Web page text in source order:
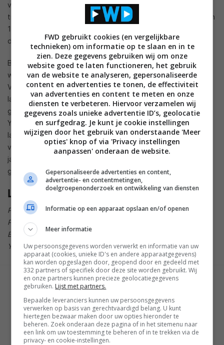
vanaf nu te koop via de website van het bedrijf. Early Bird-
tickets worden tot 25 april tegen een gereduceerde prijs van
18 euro verkocht. Standaard tickets en Plus One-tickets zijn
daarna beschikbaar en zullen een hogere prijs gaan krijgen.
Bezoekers van het lanceringsevent zullen de eersten ter
wereld zijn die de nieuwste OnePlus-toestellen uitproberen.
Voor diegene die er niet persoonlijk bij kunnen zijn is het
lanceringsevenement live te bekijken via een livestream
gehost op de website en via de OnePlus-kanalen op
YouTube, Twitter en Facebook. Eerdere
lanceringsevenementen waren snel uitverkocht, de tickets
voor het OnePlus 6-lanceringsevent in Londen waren vorig
jaar binnen tien uur uitverkocht. Geïnteresseerden worden
geadviseerd om snel de tickets te bestellen.
Locaties en (lokale) tijden
Pier 94, New York – Verenigde Staten om 11:00 uur EDT
Printworks, Londen – Verenigd Koninkrijk om 17:00 uur BST
BIEC, Bangalore – India om 20:15 uur IST
Yanqi Lake, Beijing – China om 14:00 uur PS (op 16 mei)
GESCHREVEN DOOR
FWD gebruikt cookies (en vergelijkbare
technieken) om informatie op te slaan en in te
zien. Deze gegevens gebruiken wij om onze
website goed te laten functioneren, het gebruik
van de website te analyseren, gepersonaliseerde
content en advertenties te tonen, de effectiviteit
van advertenties en content te meten en onze
diensten te verbeteren. Hiervoor verzamelen wij
gegevens zoals unieke advertentie ID’s, geolocatie
en surfgedrag. Je kunt je cookie instellingen
wijzigen door het gebruik van onderstaande 'Meer
opties' knop of via 'Privacy instellingen
aanpassen' onderaan de website.
Gepersonaliseerde advertenties en content,
advertentie- en contentmetingen,
doelgroepenonderzoek en ontwikkeling van diensten
Informatie op een apparaat opslaan en/of openen
Meer informatie
Uw persoonsgegevens worden verwerkt en informatie van uw
apparaat (cookies, unieke ID's en andere apparaatgegevens)
kan worden opgeslagen door, geopend door en gedeeld met
332 partners of specifiek door deze site worden gebruikt. Wij
en onze partners kunnen precieze geolocatiegegevens
gebruiken. Lijst met partners.
Bepaalde leveranciers kunnen uw persoonsgegevens
verwerken op basis van gerechtvaardigd belang. U kunt
hiertegen bezwaar maken door uw opties hieronder te
beheren. Zoek onderaan deze pagina of in het sitemenu naar
een link om uw toestemming te beheren of in te trekken via de
privacy- en cookie-instellingen.